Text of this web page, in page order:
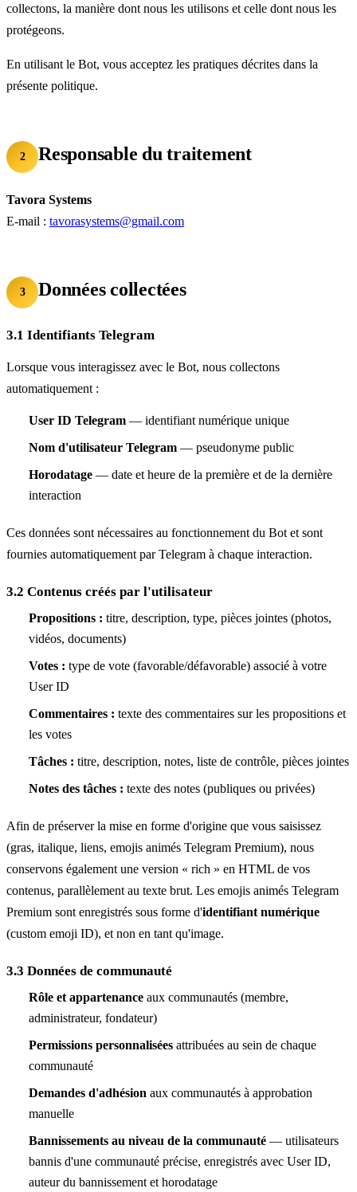
collectons, la manière dont nous les utilisons et celle dont nous les
protégeons.
En utilisant le Bot, vous acceptez les pratiques décrites dans la
présente politique.
2 Responsable du traitement
Tavora Systems
E-mail : tavorasystems@gmail.com
3 Données collectées
3.1 Identifiants Telegram
Lorsque vous interagissez avec le Bot, nous collectons
automatiquement :
User ID Telegram — identifiant numérique unique
Nom d'utilisateur Telegram — pseudonyme public
Horodatage — date et heure de la première et de la dernière
interaction
Ces données sont nécessaires au fonctionnement du Bot et sont
fournies automatiquement par Telegram à chaque interaction.
3.2 Contenus créés par l'utilisateur
Propositions : titre, description, type, pièces jointes (photos,
vidéos, documents)
Votes : type de vote (favorable/défavorable) associé à votre
User ID
Commentaires : texte des commentaires sur les propositions et
les votes
Tâches : titre, description, notes, liste de contrôle, pièces jointes
Notes des tâches : texte des notes (publiques ou privées)
Afin de préserver la mise en forme d'origine que vous saisissez
(gras, italique, liens, emojis animés Telegram Premium), nous
conservons également une version « rich » en HTML de vos
contenus, parallèlement au texte brut. Les emojis animés Telegram
Premium sont enregistrés sous forme d'identifiant numérique
(custom emoji ID), et non en tant qu'image.
3.3 Données de communauté
Rôle et appartenance aux communautés (membre,
administrateur, fondateur)
Permissions personnalisées attribuées au sein de chaque
communauté
Demandes d'adhésion aux communautés à approbation
manuelle
Bannissements au niveau de la communauté — utilisateurs
bannis d'une communauté précise, enregistrés avec User ID,
auteur du bannissement et horodatage